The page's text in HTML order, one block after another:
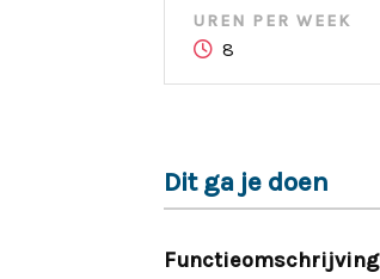
UREN PER WEEK
8
Dit ga je doen
Functieomschrijving